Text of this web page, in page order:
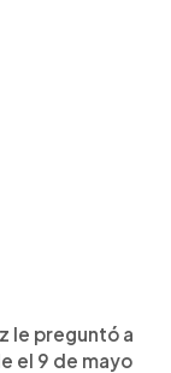
le preguntó a
el 9 de mayo